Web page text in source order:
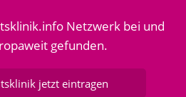
Netzwerk bei und
gefunden.
jetzt eintragen